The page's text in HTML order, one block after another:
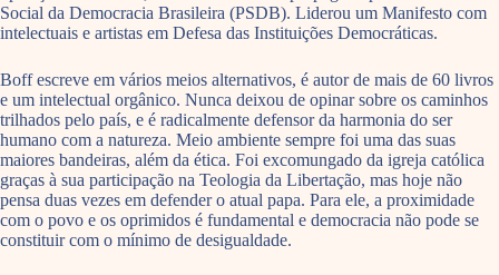
Social da Democracia Brasileira (PSDB). Liderou um Manifesto com
intelectuais e artistas em Defesa das Instituições Democráticas.
Boff escreve em vários meios alternativos, é autor de mais de 60 livros
e um intelectual orgânico. Nunca deixou de opinar sobre os caminhos
trilhados pelo país, e é radicalmente defensor da harmonia do ser
humano com a natureza. Meio ambiente sempre foi uma das suas
maiores bandeiras, além da ética. Foi excomungado da igreja católica
graças à sua participação na Teologia da Libertação, mas hoje não
pensa duas vezes em defender o atual papa. Para ele, a proximidade
com o povo e os oprimidos é fundamental e democracia não pode se
constituir com o mínimo de desigualdade.